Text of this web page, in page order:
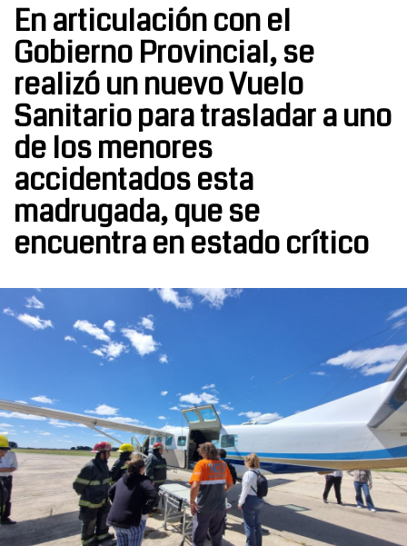
En articulación con el
Gobierno Provincial, se
realizó un nuevo Vuelo
Sanitario para trasladar a uno
de los menores
accidentados esta
madrugada, que se
encuentra en estado crítico